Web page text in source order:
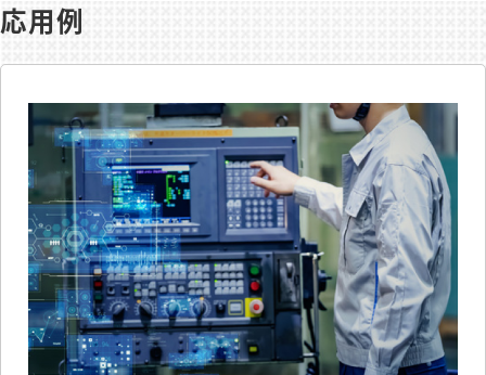
応用例